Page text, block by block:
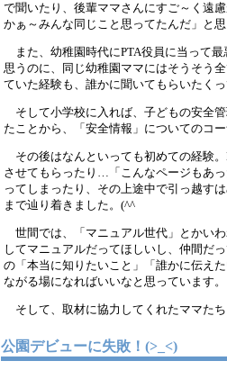
で聞いたり、後輩ママさんにすご～く遠
かぁ～みんな同じこと思ってたんだ」と思
また、幼稚園時代にPTA役員に当って
思うのに、同じ幼稚園ママにはそうそう
ていた経験も、誰かに聞いてもらいたく
そして小学校に入れば、子どもの安全
たことから、「安全情報」についてのコー
その後はなんといっても初めての経験
させてもらったり…「こんなページもあ
ってしまったり、その上途中で引っ越す
まで辿り着きました。(^^ゞ
世間では、「マニュアル世代」とかい
してマニュアルだってほしいし、仲間だ
の「本当に知りたいこと」「誰かに伝え
ながる場になればいいなと思っています。
そして、取材に協力してくれたママた
公園デビューに失敗！(>_<)